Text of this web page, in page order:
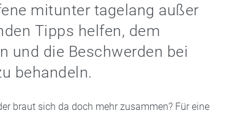
mitunter tagelang außer
Tipps helfen, dem
und die Beschwerden bei
behandeln.
braut sich da doch mehr zusammen? Für eine